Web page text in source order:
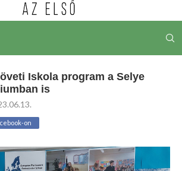
Iskola program a Selye
is
on